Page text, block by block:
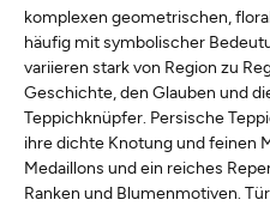
komplexen geometrischen,
häufig mit symbolischer
variieren stark von Region zu
Geschichte, den Glauben und
Teppichknüpfer. Persische
ihre dichte Knotung und feinen
Medaillons und ein reiches
Ranken und Blumenmotiven.